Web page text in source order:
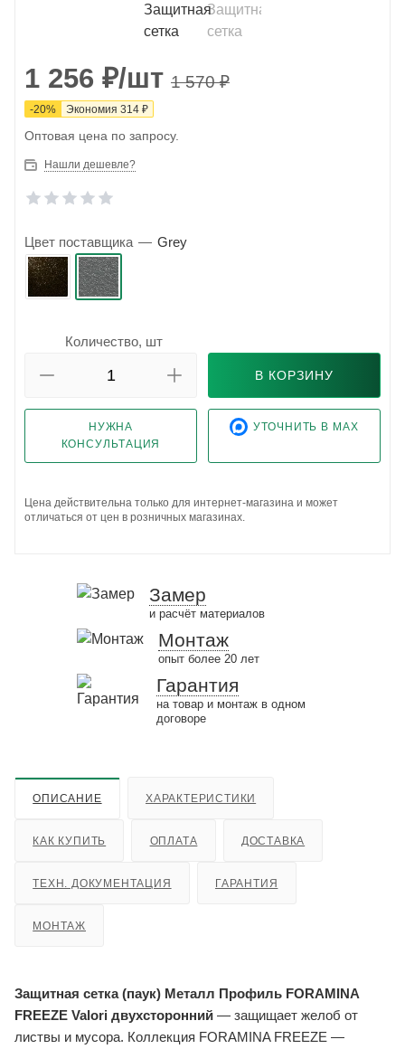
1 256 ₽/шт 1 570₽
-20% Экономия 314 ₽
Оптовая цена по запросу.
Нашли дешевле?
Цвет поставщика — Grey
Количество, шт
В КОРЗИНУ
НУЖНА
КОНСУЛЬТАЦИЯ
УТОЧНИТЬ В MAX
Цена действительна только для интернет-магазина и может
отличаться от цен в розничных магазинах.
Замер
и расчёт материалов
Монтаж
опыт более 20 лет
Гарантия
на товар и монтаж в одном
договоре
ОПИСАНИЕ ХАРАКТЕРИСТИКИ
КАК КУПИТЬ ОПЛАТА ДОСТАВКА
ТЕХН. ДОКУМЕНТАЦИЯ ГАРАНТИЯ
МОНТАЖ
Защитная сетка (паук) Металл Профиль FORAMINA
FREEZE Valori двухсторонний — защищает желоб от
листвы и мусора. Коллекция FORAMINA FREEZE —